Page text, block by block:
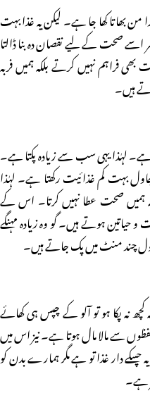
من بھاتا کھا جا ہے۔ لیکن یہ غذا بہت
اسے صحت کے لیے نقصان دہ بنا ڈالتا
بھی فراہم نہیں کرتے بلکہ ہمیں فربہ
ہیں۔
ہے۔ لہٰذا یہی سب سے زیادہ پکتا ہے۔
بہت کم غذائیت رکھتا ہے۔ لہٰذا
صحت عطا نہیں کرتا۔ اس کے
ہوتے ہیں۔ گو وہ زیادہ مہنگے
چند منٹ میں پک جاتے ہیں۔
نہ پکا ہو تو آلو کے چپس ہی کھائے
سے مالا مال ہوتا ہے۔ نیز اس میں
دار غذا تو ہے مگر ہمارے بدن کو
ہے۔